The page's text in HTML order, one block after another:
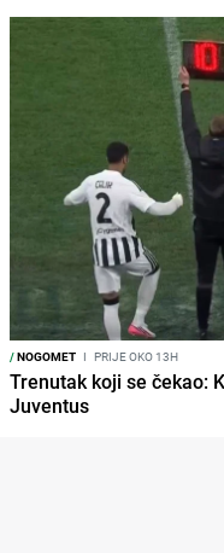
/NOGOMET I PRIJE OKO 13H
Trenutak koji se čekao:
Juventus